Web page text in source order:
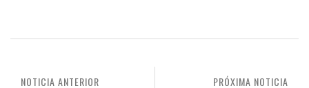
PRÓXIMA NOTICIA
NOTICIA ANTERIOR